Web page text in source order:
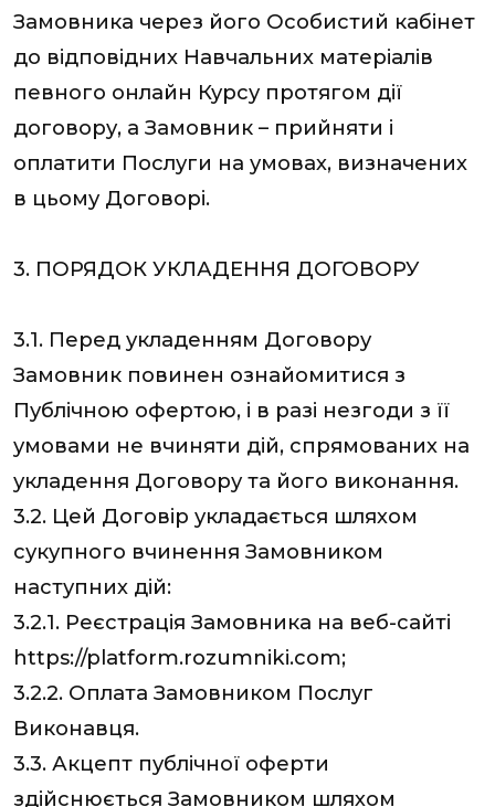
Замовника через його Особистий кабінет
до відповідних Навчальних матеріалів
певного онлайн Курсу протягом дії
договору, а Замовник – прийняти і
оплатити Послуги на умовах, визначених
в цьому Договорі.
3. ПОРЯДОК УКЛАДЕННЯ ДОГОВОРУ
3.1. Перед укладенням Договору
Замовник повинен ознайомитися з
Публічною офертою, і в разі незгоди з її
умовами не вчиняти дій, спрямованих на
укладення Договору та його виконання.
3.2. Цей Договір укладається шляхом
сукупного вчинення Замовником
наступних дій:
3.2.1. Реєстрація Замовника на веб-сайті
https://platform.rozumniki.com;
3.2.2. Оплата Замовником Послуг
Виконавця.
3.3. Акцепт публічної оферти
здійснюється Замовником шляхом